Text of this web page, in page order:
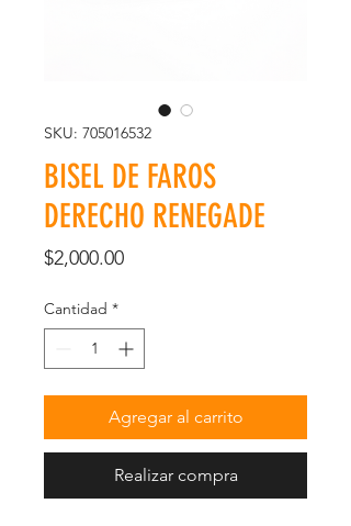
SKU: 705016532
BISEL DE FAROS
DERECHO RENEGADE
$2,000.00Precio
Cantidad *
Agregar al carrito
Realizar compra